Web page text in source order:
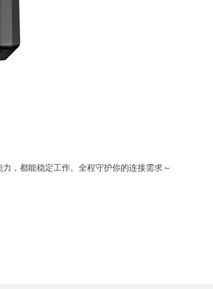
，都能稳定工作。全程守护你的连接需求～